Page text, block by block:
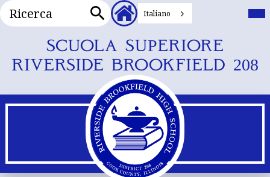
Vai
al
contenuto
principale
SCUOLA SUPERIORE
RIVERSIDE BROOKFIELD 208
Ricerca
Intestazione
Collegamenti
Italiano